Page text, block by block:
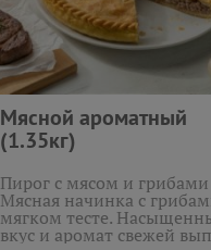
Мясной ароматный
(1.35кг)
Пирог с мясом и грибами
Мясная начинка с
мягком тесте.
вкус и аромат свежей